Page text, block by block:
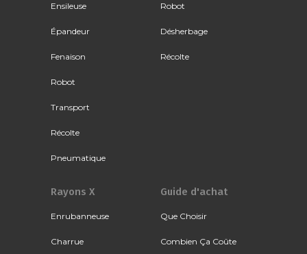
Ensileuse
Épandeur
Fenaison
Robot
Transport
Récolte
Pneumatique
Robot
Désherbage
Récolte
Rayons X
Enrubanneuse
Charrue
Guide d'achat
Que Choisir
Combien Ça Coûte